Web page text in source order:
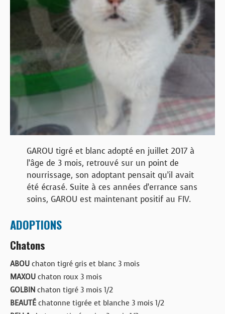
BOUTIQUE
FORUM
GAROU tigré et blanc adopté en juillet 2017 à
l’âge de 3 mois, retrouvé sur un point de
nourrissage, son adoptant pensait qu’il avait
été écrasé. Suite à ces années d’errance sans
soins, GAROU est maintenant positif au FIV.
ADOPTIONS
Chatons
ABOU chaton tigré gris et blanc 3 mois
MAXOU chaton roux 3 mois
GOLBIN chaton tigré 3 mois 1/2
BEAUTÉ chatonne tigrée et blanche 3 mois 1/2